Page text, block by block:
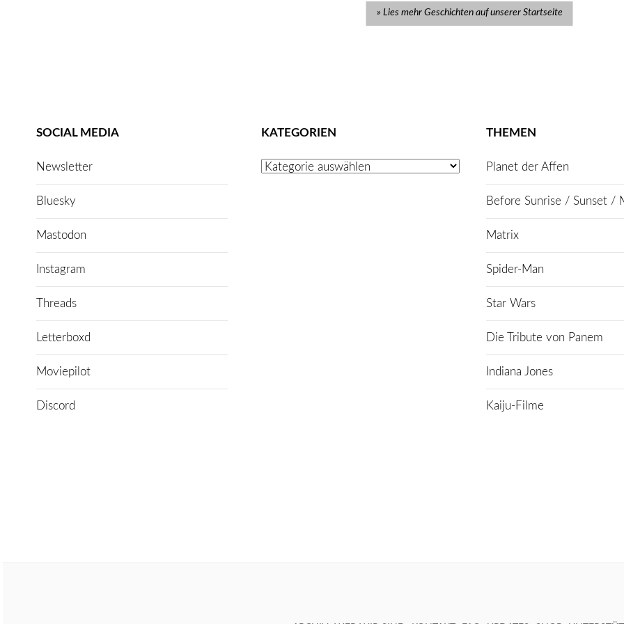
Lies mehr Geschichten auf unserer Startseite
SOCIAL MEDIA
Newsletter
Bluesky
Mastodon
Instagram
Threads
Letterboxd
Moviepilot
Discord
KATEGORIEN
Kategorien
THEMEN
Planet der Affen
Before Sunrise / Sunset /
Matrix
Spider-Man
Star Wars
Die Tribute von Panem
Indiana Jones
Kaiju-Filme